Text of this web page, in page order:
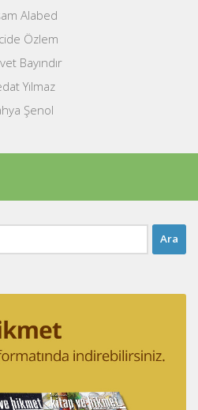
Alabed
Özlem
Bayındır
Yılmaz
Şenol